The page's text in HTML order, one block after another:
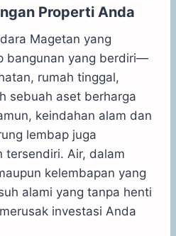
Properti Anda
Magetan yang
bangunan yang berdiri—
rumah tinggal,
sebuah aset berharga
keindahan alam dan
lembap juga
tersendiri. Air, dalam
kelembapan yang
alami yang tanpa henti
investasi Anda